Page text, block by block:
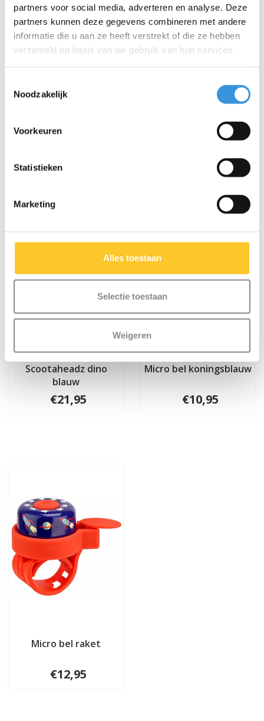
partners voor social media, adverteren en analyse. Deze
partners kunnen deze gegevens combineren met andere
informatie die u aan ze heeft verstrekt of die ze hebben
verzameld op basis van uw gebruik van hun services.
Noodzakelijk
Voorkeuren
Statistieken
Marketing
Alles toestaan
Selectie toestaan
Weigeren
Iets extra's erbij?
Scootaheadz dino
blauw
€21,95
Micro bel koningsblauw
€10,95
Micro bel raket
€12,95